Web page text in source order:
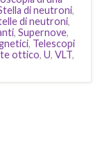
di neutroni,
di neutroni,
, Supernove,
, Telescopi
ottico, U, VLT,